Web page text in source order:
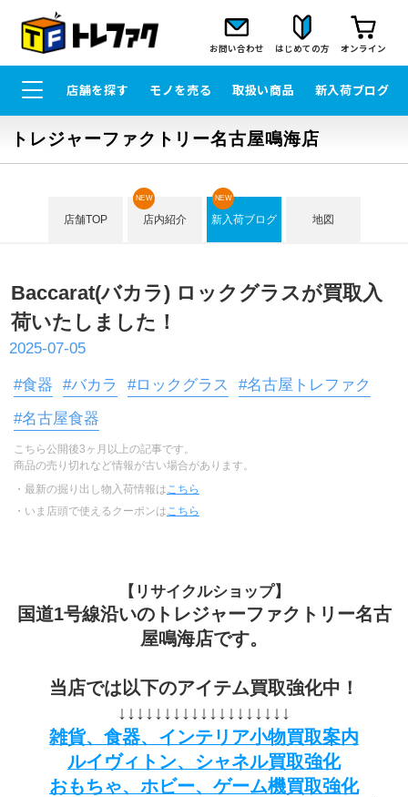
お問い合わせ はじめての方 オンライン
店舗を探す モノを売る 取扱い商品 新入荷ブログ
トレジャーファクトリー名古屋鳴海店
店舗TOP 店内紹介
NEW
新入荷ブログ
NEW
地図
Baccarat(バカラ) ロックグラスが買取入
荷いたしました！
2025-07-05
#食器 #バカラ #ロックグラス
#名古屋トレファク
#名古屋食器
こちら公開後3ヶ月以上の記事です。
商品の売り切れなど情報が古い場合があります。
・最新の掘り出し物入荷情報は こちら
・いま店頭で使えるクーポンは こちら
【リサイクルショップ】
国道1号線沿いのトレジャーファクトリー名古
屋鳴海店です。
当店では以下のアイテム買取強化中！
↓↓↓↓↓↓↓↓↓↓↓↓↓↓↓↓↓↓↓
雑貨、食器、インテリア小物買取案内
ルイヴィトン、シャネル買取強化
おもちゃ、ホビー、ゲーム機買取強化